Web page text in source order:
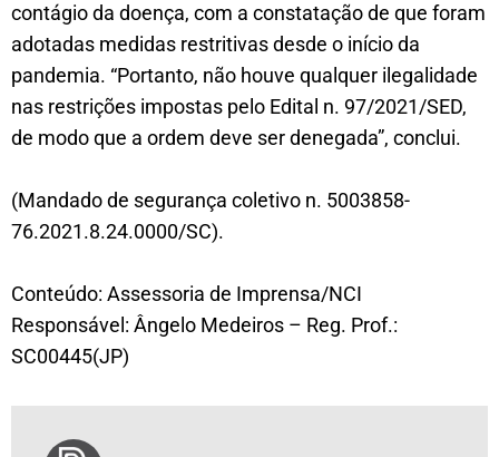
contágio da doença, com a constatação de que foram
adotadas medidas restritivas desde o início da
pandemia. “Portanto, não houve qualquer ilegalidade
nas restrições impostas pelo Edital n. 97/2021/SED,
de modo que a ordem deve ser denegada”, conclui.
(Mandado de segurança coletivo n. 5003858-
76.2021.8.24.0000/SC).
Conteúdo: Assessoria de Imprensa/NCI
Responsável: Ângelo Medeiros – Reg. Prof.:
SC00445(JP)